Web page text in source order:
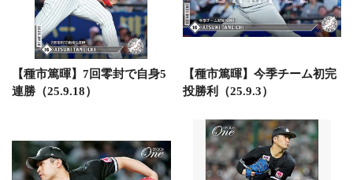
【種市篤暉】7回零封で自身5
連勝（25.9.18）
【種市篤暉】今季チーム初完
投勝利（25.9.3）